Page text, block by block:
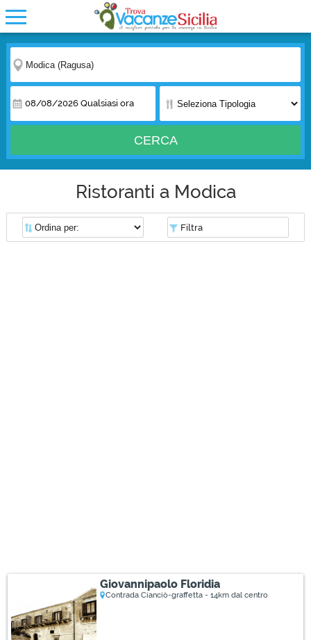
08/08/2026 Qualsiasi ora
CERCA
Ristoranti a Modica
Filtra
Giovannipaolo Floridia
Contrada Cianciò-graffetta - 14km dal centro